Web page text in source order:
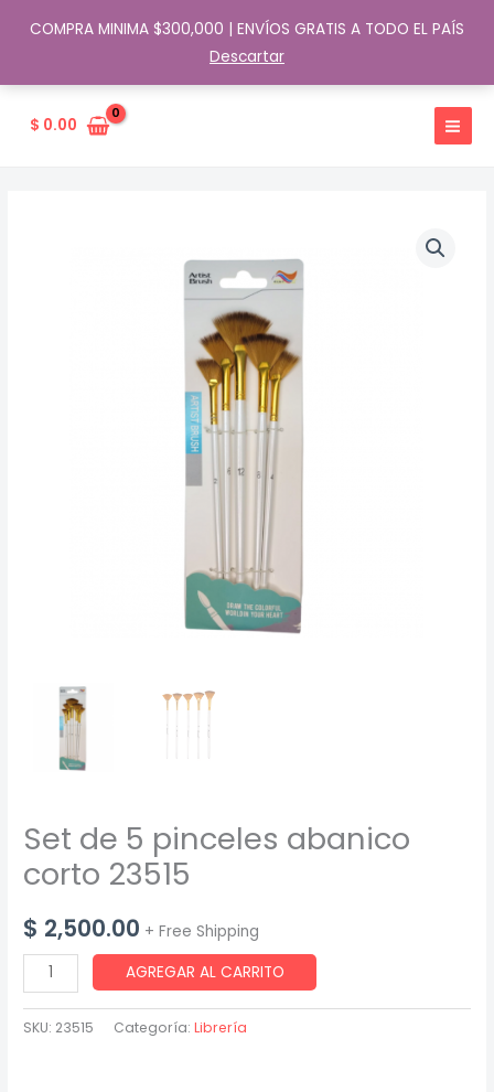
COMPRA MINIMA $300,000 | ENVÍOS GRATIS A TODO EL PAÍS
Descartar
$ 0.00
Set de 5 pinceles abanico
corto 23515
$ 2,500.00 + Free Shipping
de
5
AGREGAR AL CARRITO
SKU: 23515 Categoría:Librería